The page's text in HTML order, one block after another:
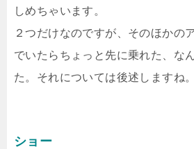
しめちゃいます。
２つだけなのですが、そのほかの
でいたらちょっと先に乗れた、な
た。それについては後述しますね。
ショー